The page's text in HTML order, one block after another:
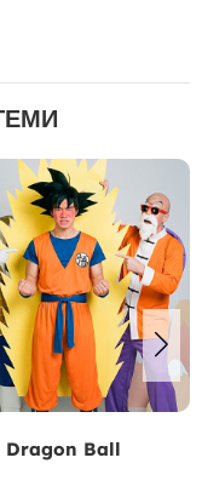
Dragon Ball